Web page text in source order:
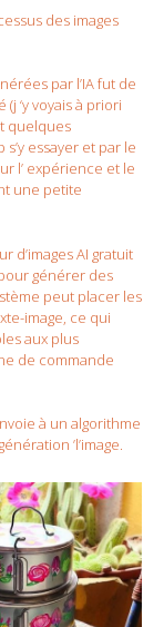
des images
par l’IA fut de
‘y voyais à priori
quelques
essayer et par le
l’ expérience et le
une petite
d’images AI gratuit
générer des
peut placer les
image, ce qui
aux plus
de commande
à un algorithme
’l’image.